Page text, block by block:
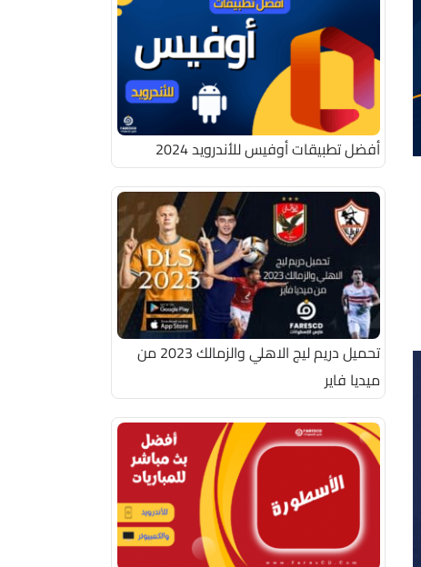
أفضل تطبيقات أوفيس للأندرويد 2024
تحميل دريم ليج الاهلي والزمالك 2023 من
ميديا فاير